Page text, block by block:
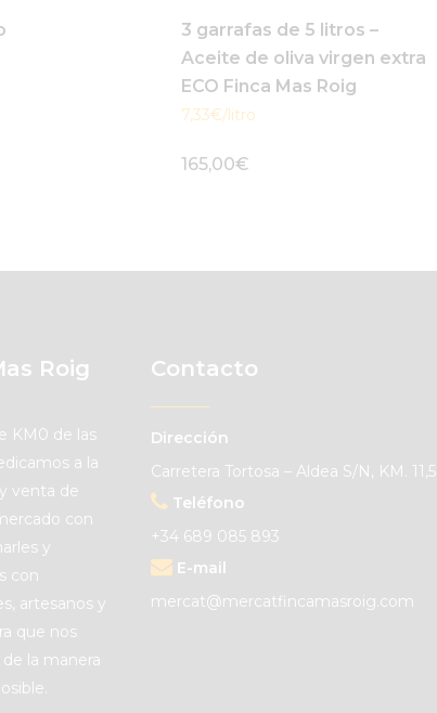
3 garrafas de 5 litros –
Aceite de oliva virgen extra
ECO Finca Mas Roig
7,33€/litro
165,00€
Roig
KM0 de las
a la
venta de
con
y
con
artesanos y
que nos
la manera
Contacto
Dirección
Carretera Tortosa – Aldea S/N, KM. 11,5
Teléfono
+34 689 085 893
E-mail
mercat@mercatfincamasroig.com